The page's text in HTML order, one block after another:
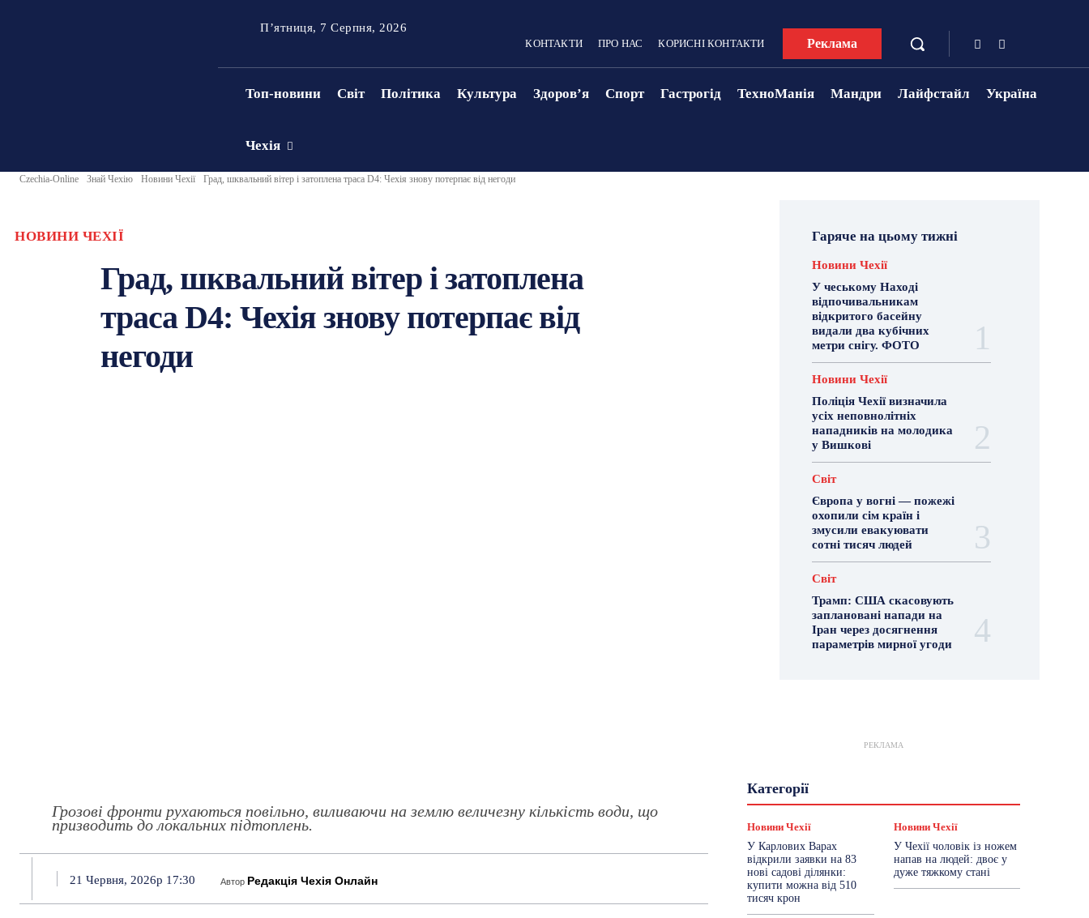
П’ятниця, 7 Серпня, 2026
КОНТАКТИ ПРО НАС КОРИСНІ КОНТАКТИ Реклама
Топ-новини Світ Політика Культура Здоровʼя Спорт Гастрогід ТехноМанія Мандри Лайфстайл Україна
Чехія
Czechia-Online Знай Чехію Новини Чехії Град, шквальний вітер і затоплена траса D4: Чехія знову потерпає від негоди
НОВИНИ ЧЕХІЇ
Град, шквальний вітер і затоплена
траса D4: Чехія знову потерпає від
негоди
Грозові фронти рухаються повільно, виливаючи на землю величезну кількість води, що
призводить до локальних підтоплень.
21 Червня, 2026р 17:30 Автор Редакція Чехія Онлайн
Гаряче на цьому тижні
Новини Чехії
У чеському Наході
відпочивальникам
відкритого басейну
видали два кубічних
метри снігу. ФОТО
Новини Чехії
Поліція Чехії визначила
усіх неповнолітніх
нападників на молодика
у Вишкові
Світ
Європа у вогні — пожежі
охопили сім країн і
змусили евакуювати
сотні тисяч людей
Світ
Трамп: США скасовують
заплановані напади на
Іран через досягнення
параметрів мирної угоди
РЕКЛАМА
КатегоріїГастрогід
Знай Чехію
Новини України
Новини Чехії
Політика
Робота
Сад та город
Світ
Спорт ТехноМанія
Топ-новини
Фоторепортаж
Новини Чехії
У Карлових Варах
відкрили заявки на 83
нові садові ділянки:
купити можна від 510
тисяч крон
Новини Чехії
У Чехії чоловік із ножем
напав на людей: двоє у
дуже тяжкому стані